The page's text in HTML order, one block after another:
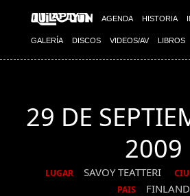
AGENDA HISTORIA
GALERÍA DISCOS VIDEOS/AV LIBROS
29 DE
2009
LUGAR SAVOY TEATTERI
PAIS